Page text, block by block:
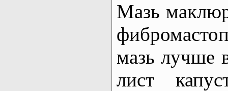
Мазь
мазь лучше
лист